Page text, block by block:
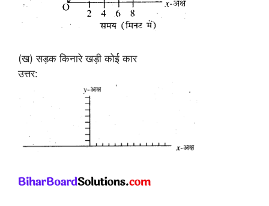
(ख) सड़क किनारे खड़ी कोई कार
उत्तर: